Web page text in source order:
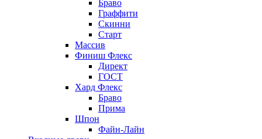
Браво
Граффити
Скинни
Старт
Массив
Финиш Флекс
Директ
ГОСТ
Хард Флекс
Браво
Прима
Шпон
Файн-Лайн